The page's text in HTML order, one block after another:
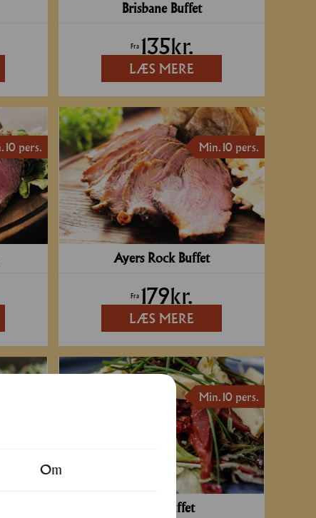
Brisbane Buffet
Fra 135kr.
LÆS MERE
10 pers.
Ayers Rock Buffet
Min. 10 pers.
Fra 179kr.
LÆS MERE
Luxus Buffet
Min. 10 pers.
Om